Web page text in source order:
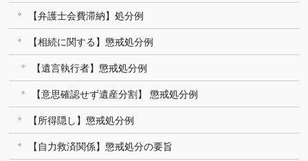
【弁護士会費滞納】処分例
【相続に関する】懲戒処分例
【遺言執行者】懲戒処分例
【意思確認せず遺産分割】 懲戒処分例
【所得隠し】懲戒処分例
【自力救済関係】懲戒処分の要旨